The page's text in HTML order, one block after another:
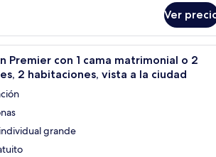
Ver
Una habitación de hotel
Premier con 1 cama matrimonial o 2
2 habitaciones, vista a la ciudad
grande